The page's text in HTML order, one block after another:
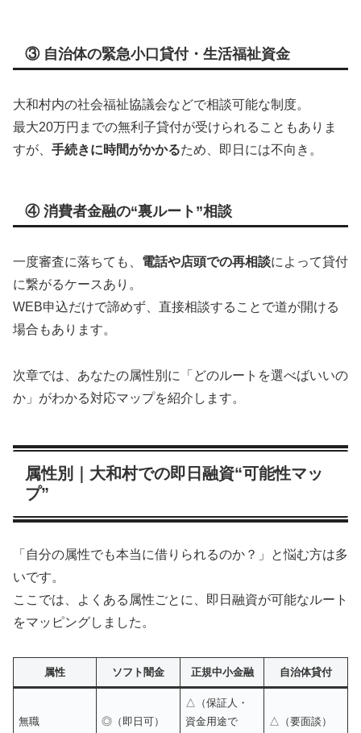
③ 自治体の緊急小口貸付・生活福祉資金
大和村内の社会福祉協議会などで相談可能な制度。
最大20万円までの無利子貸付が受けられることもありま
すが、 手続きに時間がかかるため、即日には不向き。
④ 消費者金融の“裏ルート”相談
一度審査に落ちても、 電話や店頭での再相談によって貸付
に繋がるケースあり。
WEB申込だけで諦めず、直接相談することで道が開ける
場合もあります。
次章では、あなたの属性別に「どのルートを選べばいいの
か」がわかる対応マップを紹介します。
属性別｜大和村での即日融資“可能性マッ
プ”
「自分の属性でも本当に借りられるのか？」と悩む方は多
いです。
ここでは、よくある属性ごとに、即日融資が可能なルート
をマッピングしました。
属性 ソフト闇金 正規中小金融 自治体貸付
無職 ◎（即日可）
△（保証人・
資金用途で
△（要面談）